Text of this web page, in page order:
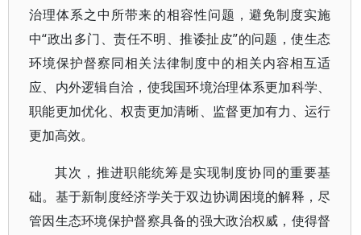
治理体系之中所带来的相容性问题，避免制度实施
中“政出多门、责任不明、推诿扯皮”的问题，使生态
环境保护督察同相关法律制度中的相关内容相互适
应、内外逻辑自洽，使我国环境治理体系更加科学、
职能更加优化、权责更加清晰、监督更加有力、运行
更加高效。
其次，推进职能统筹是实现制度协同的重要基
础。基于新制度经济学关于双边协调困境的解释，尽
管因生态环境保护督察具备的强大政治权威，使得督